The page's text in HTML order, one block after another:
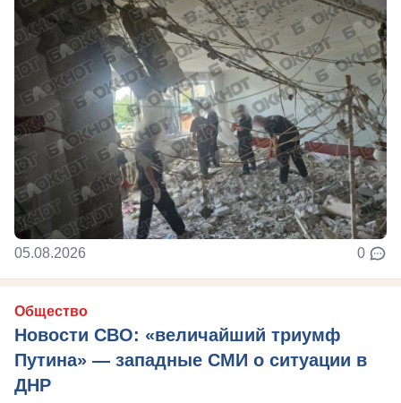
05.08.2026 0
Общество
Новости СВО: «величайший триумф
Путина» — западные СМИ о ситуации в
ДНР